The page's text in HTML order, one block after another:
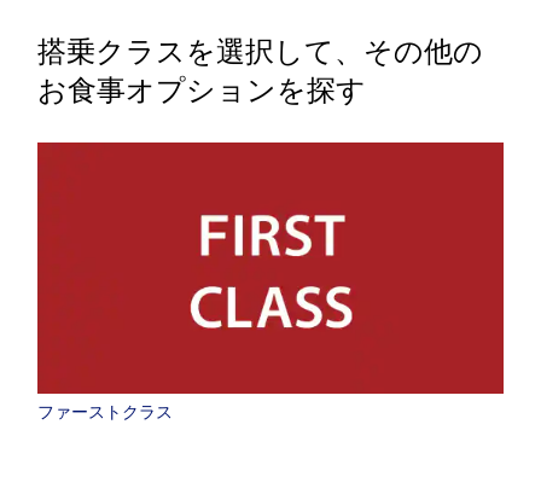
搭乗クラスを選択して、その他の
お食事オプションを探す
ファーストクラス